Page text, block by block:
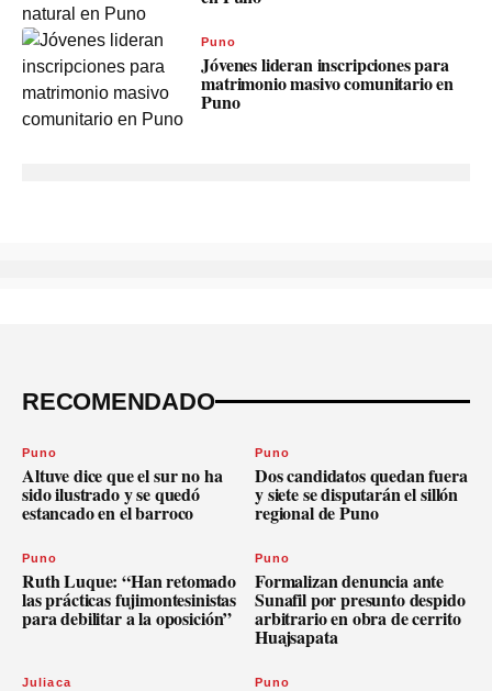
Puno
Jóvenes lideran inscripciones para
matrimonio masivo comunitario en
Puno
RECOMENDADO
Puno
Altuve dice que el sur no ha
sido ilustrado y se quedó
estancado en el barroco
Puno
Dos candidatos quedan fuera
y siete se disputarán el sillón
regional de Puno
Puno
Ruth Luque: “Han retomado
las prácticas fujimontesinistas
para debilitar a la oposición”
Puno
Formalizan denuncia ante
Sunafil por presunto despido
arbitrario en obra de cerrito
Huajsapata
Juliaca Puno